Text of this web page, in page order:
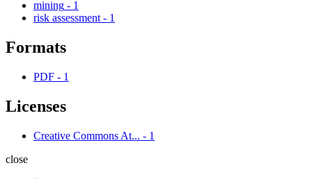
mining - 1
risk assessment - 1
Formats
PDF - 1
Licenses
Creative Commons At... - 1
close